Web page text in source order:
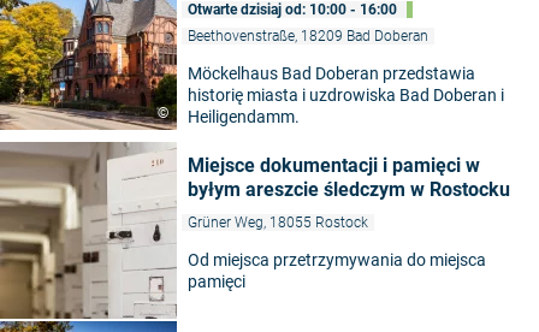
©
Otwarte dzisiaj od: 10:00 - 16:00
Beethovenstraße, 18209 Bad Doberan
Möckelhaus Bad Doberan przedstawia
historię miasta i uzdrowiska Bad Doberan i
Heiligendamm.
Miejsce dokumentacji i pamięci w
byłym areszcie śledczym w Rostocku
Grüner Weg, 18055 Rostock
Od miejsca przetrzymywania do miejsca
pamięci